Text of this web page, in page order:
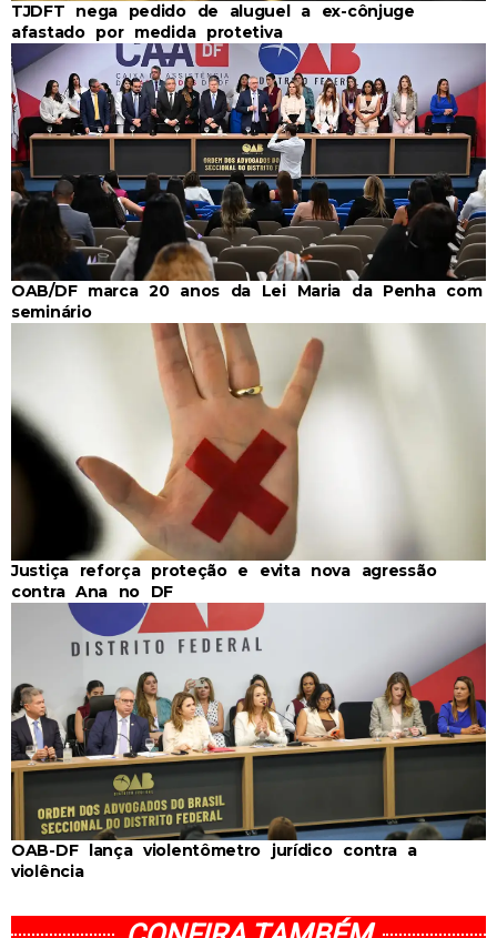
TJDFT nega pedido de aluguel a ex-cônjuge
afastado por medida protetiva
OAB/DF marca 20 anos da Lei Maria da Penha com
seminário
Justiça reforça proteção e evita nova agressão
contra Ana no DF
OAB-DF lança violentômetro jurídico contra a
violência